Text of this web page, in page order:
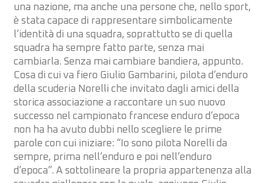
una nazione, ma anche una persone che, nello sport,
è stata capace di rappresentare simbolicamente
l’identità di una squadra, soprattutto se di quella
squadra ha sempre fatto parte, senza mai
cambiarla. Senza mai cambiare bandiera, appunto.
Cosa di cui va fiero Giulio Gambarini, pilota d’enduro
della scuderia Norelli che invitato dagli amici della
storica associazione a raccontare un suo nuovo
successo nel campionato francese enduro d’epoca
non ha ha avuto dubbi nello scegliere le prime
parole con cui iniziare: “Io sono pilota Norelli da
sempre, prima nell’enduro e poi nell’enduro
d’epoca”. A sottolineare la propria appartenenza alla